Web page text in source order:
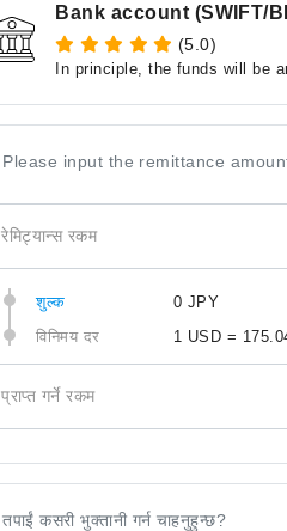
Bank account (SWIFT/
(5.0)
In principle, the funds will be
Please input the remittance
रेमिट्यान्स रकम
शुल्क
0 JPY
विनिमय दर
1 USD =
प्राप्त गर्ने रकम
तपाईं कसरी भुक्तानी गर्न चाहनुहुन्छ?